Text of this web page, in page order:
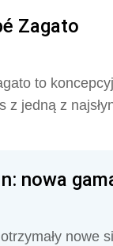
Zagato
to
z jedną z
nowa
nowe